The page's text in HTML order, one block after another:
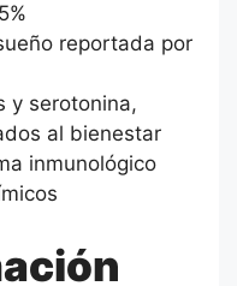
reportada por
y serotonina,
al bienestar
inmunológico